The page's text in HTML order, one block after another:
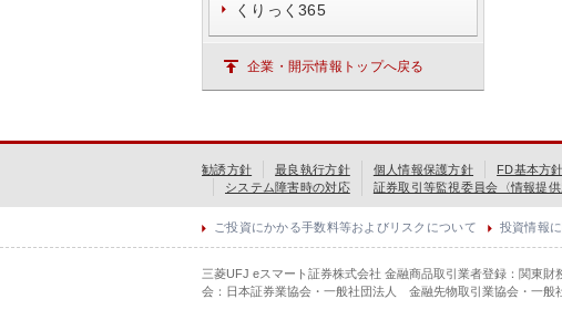
くりっく365
企業・開示情報トップへ戻る
勧誘方針 最良執行方針 個人情報保護方針 FD基本方針
システム障害時の対応
証券取引等監視委員会〈情報提供
ご投資にかかる手数料等およびリスクについて 投資情報
三菱UFJ eスマート証券株式会社 金融商品取引業者登録：関東
会：日本証券業協会・一般社団法人 金融先物取引業協会・一